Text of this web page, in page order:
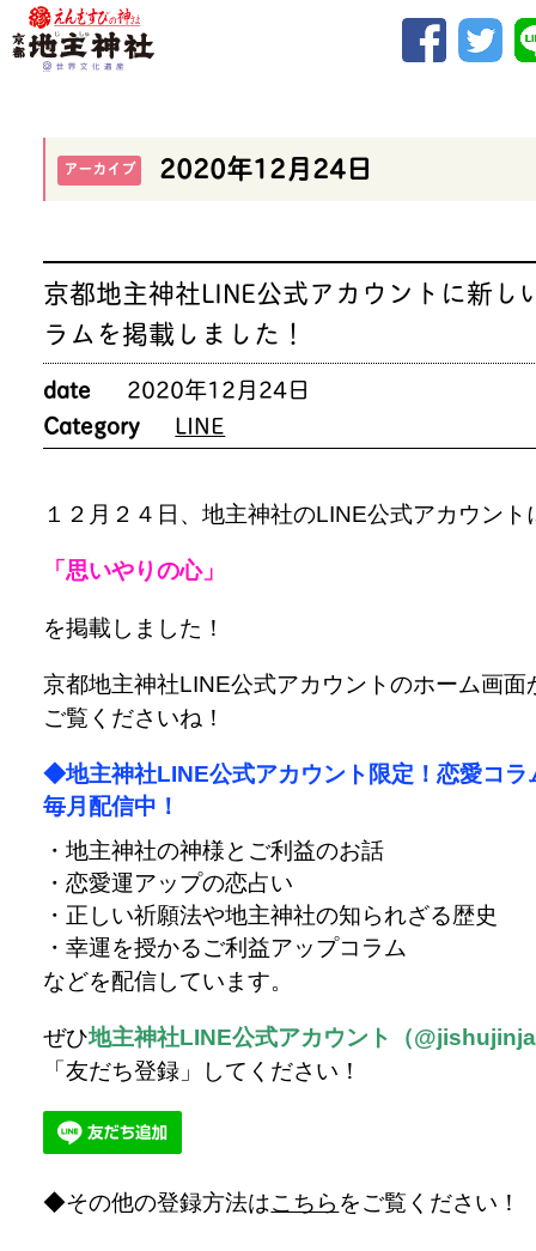
アーカイブ 2020年12月24日
京都地主神社LINE公式アカウントに新し
ラムを掲載しました！
date
2020年12月24日
Category
LINE
１２月２４日、地主神社のLINE公式アカウント
「思いやりの心」
を掲載しました！
京都地主神社LINE公式アカウントのホーム画面
ご覧くださいね！
◆地主神社LINE公式アカウント限定！恋愛コラ
毎月配信中！
・地主神社の神様とご利益のお話
・恋愛運アップの恋占い
・正しい祈願法や地主神社の知られざる歴史
・幸運を授かるご利益アップコラム
などを配信しています。
ぜひ地主神社LINE公式アカウント（
「友だち登録」してください！
その他の登録方法はこちら をご覧ください！